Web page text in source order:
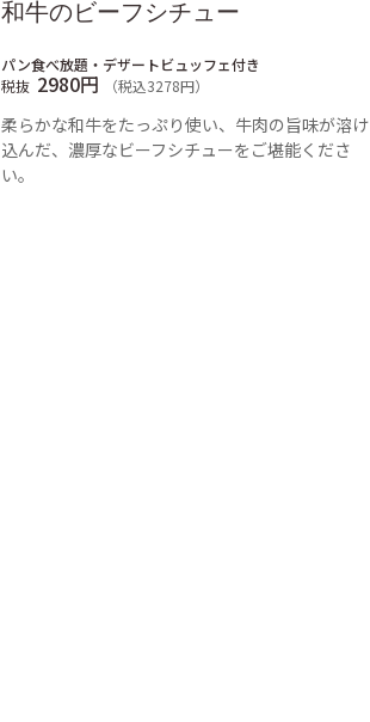
和牛のビーフシチュー
パン食べ放題・デザートビュッフェ付き
税抜 2980円 （税込3278円）
柔らかな和牛をたっぷり使い、牛肉の旨味が溶け
込んだ、濃厚なビーフシチューをご堪能くださ
い。